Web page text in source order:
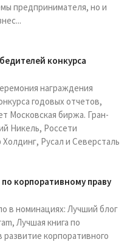
предпринимателя, но и
конкурса
награждения
годовых отчетов,
Московская биржа. Гран-
Никель, Россети
Русал и Северсталь
корпоративному праву
в номинациях: Лучший блог
Лучшая книга по
корпоративного